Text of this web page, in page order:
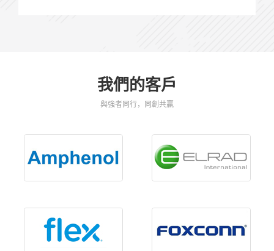
我們的客戶
與強者同行，同創共贏